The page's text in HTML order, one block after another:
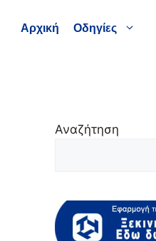
Αρχική Οδηγίες
Αναζήτηση